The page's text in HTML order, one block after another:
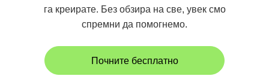
га креирате. Без обзира на све, увек смо
спремни да помогнемо.
Почните бесплатно